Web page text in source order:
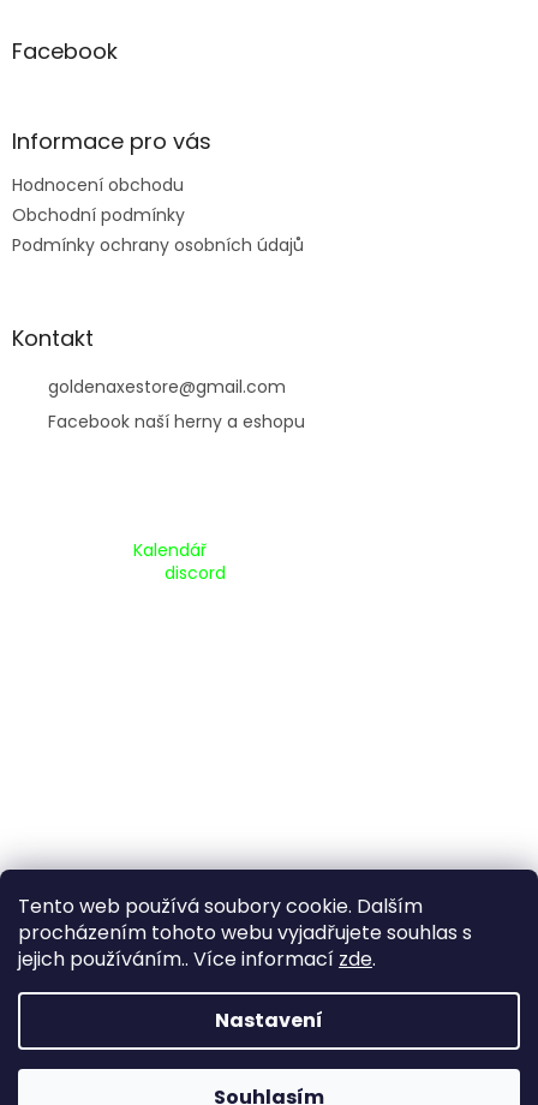
Tento web používá soubory cookie. Dalším
procházením tohoto webu vyjadřujete souhlas s
jejich používáním.. Více informací zde.
Nastavení
Souhlasím
aFacebook
Informace pro vás
Hodnocení obchodu
Obchodní podmínky
Podmínky ochrany osobních údajů
Kontakt
goldenaxestore@gmail.com
Facebook naší herny a eshopu
Kalendář
discord
Vytvořil Shoptet
Copyright 2026www.goldenaxe.eu. Všechna práva
Upravit nastavení cookies